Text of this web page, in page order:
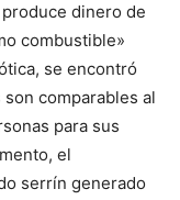
dinero de
combustible»
se encontró
comparables al
para sus
el
serrín generado